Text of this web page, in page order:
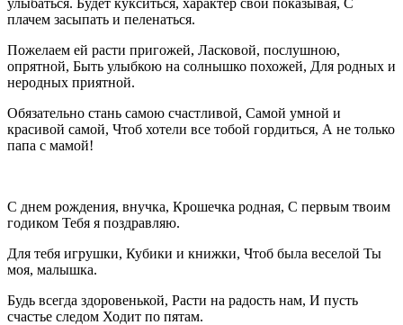
плачем засыпать и пеленаться.
Пожелаем ей расти пригожей, Ласковой, послушною,
опрятной, Быть улыбкою на солнышко похожей, Для родных и
неродных приятной.
Обязательно стань самою счастливой, Самой умной и
красивой самой, Чтоб хотели все тобой гордиться, А не только
папа с мамой!
С днем рождения, внучка, Крошечка родная, С первым твоим
годиком Тебя я поздравляю.
Для тебя игрушки, Кубики и книжки, Чтоб была веселой Ты
моя, малышка.
Будь всегда здоровенькой, Расти на радость нам, И пусть
счастье следом Ходит по пятам.